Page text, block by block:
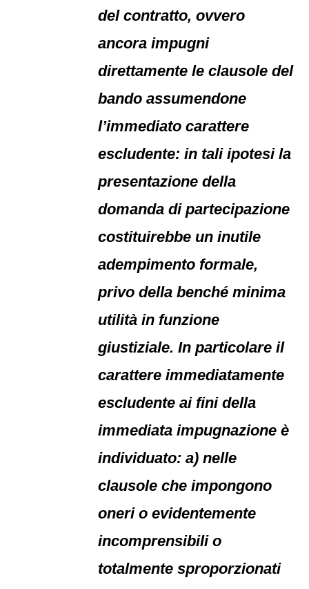
del contratto, ovvero
ancora impugni
direttamente le clausole del
bando assumendone
l’immediato carattere
escludente: in tali ipotesi la
presentazione della
domanda di partecipazione
costituirebbe un inutile
adempimento formale,
privo della benché minima
utilità in funzione
giustiziale. In particolare il
carattere immediatamente
escludente ai fini della
immediata impugnazione è
individuato: a) nelle
clausole che impongono
oneri o evidentemente
incomprensibili o
totalmente sproporzionati